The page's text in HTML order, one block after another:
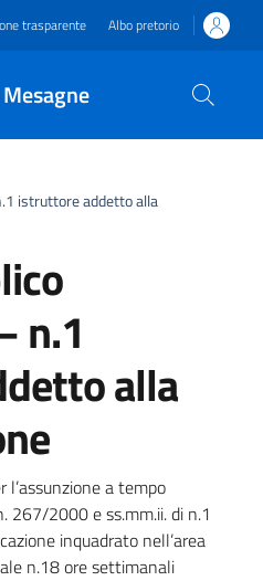
trasparente Albo pretorio
istruttore addetto alla
n.1
alla
l’assunzione a tempo
267/2000 e ss.mm.ii. di n.1
inquadrato nell’area
n.18 ore settimanali